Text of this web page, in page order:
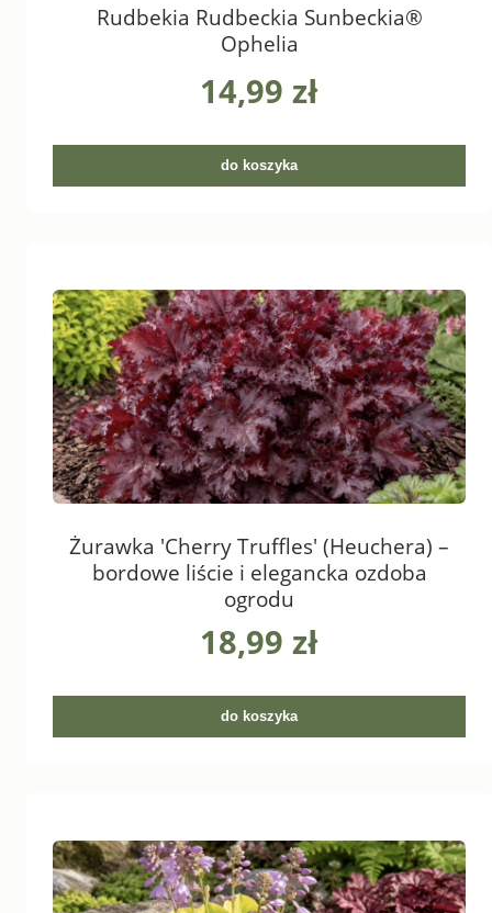
Rudbekia Rudbeckia Sunbeckia®
Ophelia
14,99 zł
do koszyka
Żurawka 'Cherry Truffles' (Heuchera) –
bordowe liście i elegancka ozdoba
ogrodu
18,99 zł
do koszyka